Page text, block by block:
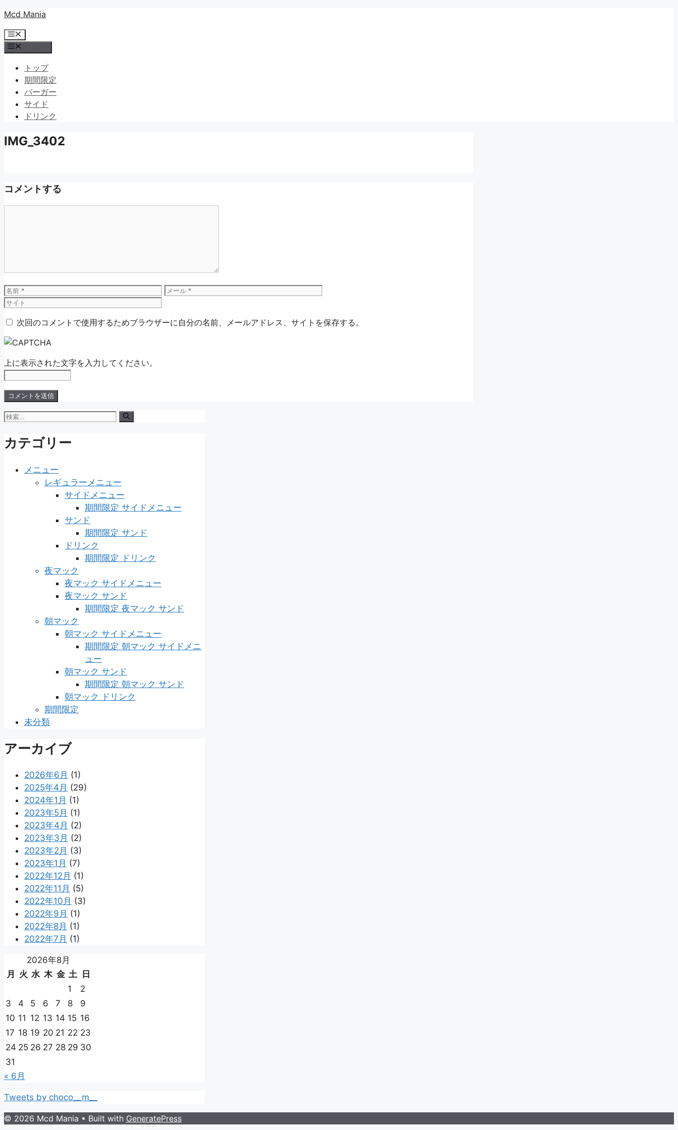
コ
テ
ン
Mcd Mania
メ
ニ
ュ
トップ
期間限定
バーガー
サイド
ドリンク
IMG_3402
コメントする
名
前
メ
次回のコメントで使用するためブラウザーに自分の名前、メールアドレス、サイトを保存する。
上に表示された文字を入力してください。
検
カテゴリー
メニュー
レギュラーメニュー
サイドメニュー
期間限定 サイドメニュー
サンド
期間限定 サンド
ドリンク
期間限定 ドリンク
夜マック
夜マック サイドメニュー
夜マック サンド
期間限定 夜マック サンド
朝マック
朝マック サイドメニュー
期間限定 朝マック サイドメニ
ュー
朝マック サンド
期間限定 朝マック サンド
朝マック ドリンク
期間限定
未分類
アーカイブ
2026年6月 (1)
2025年4月 (29)
2024年1月 (1)
2023年5月 (1)
2023年4月 (2)
2023年3月 (2)
2023年2月 (3)
2023年1月 (7)
2022年12月 (1)
2022年11月 (5)
2022年10月 (3)
2022年9月 (1)
2022年8月 (1)
2022年7月 (1)
2026年8月
月 火 水 木 金 土 日
1
2
3
4 5 6 7 8
9
10 11 12 13 14 15 16
17 18 19 20 21 22 23
24 25 26 27 28 29 30
31
« 6月
Tweets by choco__m__
© 2026 Mcd Mania • Built with GeneratePress